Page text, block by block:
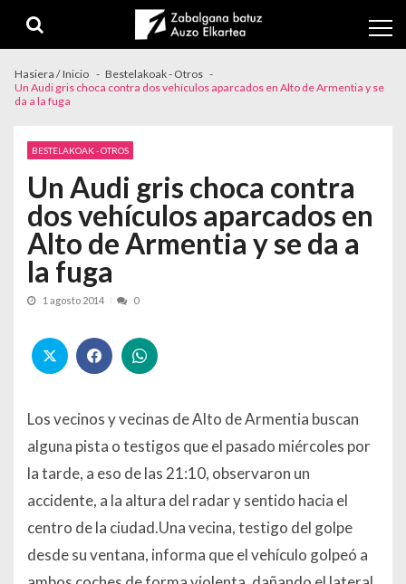
Hasiera / Inicio
Bestelakoak - Otros
Un Audi gris choca contra dos vehículos aparcados en Alto de Armentia y se
da a la fuga
BESTELAKOAK - OTROS
Un Audi gris choca contra
dos vehículos aparcados en
Alto de Armentia y se da a
la fuga
1 agosto 2014 0
Los vecinos y vecinas de Alto de Armentia buscan
alguna pista o testigos que el pasado miércoles por
la tarde, a eso de las 21:10, observaron un
accidente, a la altura del radar y sentido hacia el
centro de la ciudad.Una vecina, testigo del golpe
desde su ventana, informa que el vehículo golpeó a